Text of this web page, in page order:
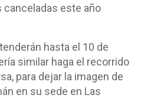
canceladas este año
hasta el 10 de
similar haga el recorrido
para dejar la imagen de
en su sede en Las